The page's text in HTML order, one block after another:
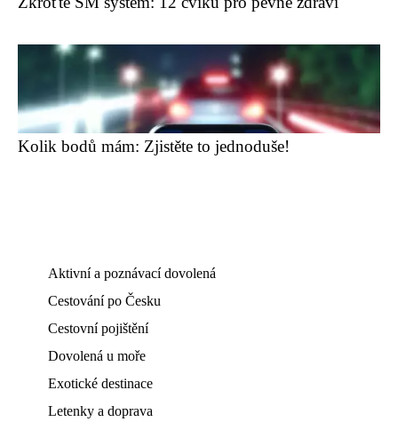
Kolik bodů mám: Zjistěte to jednoduše!
Aktivní a poznávací dovolená
Cestování po Česku
Cestovní pojištění
Dovolená u moře
Exotické destinace
Letenky a doprava